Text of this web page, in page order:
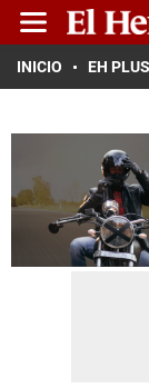
INICIO EH PLUS